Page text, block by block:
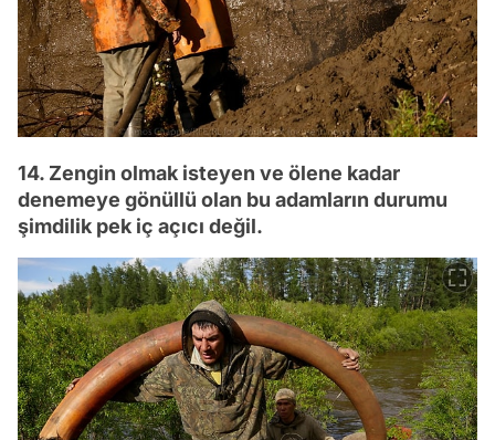
14. Zengin olmak isteyen ve ölene kadar
denemeye gönüllü olan bu adamların durumu
şimdilik pek iç açıcı değil.